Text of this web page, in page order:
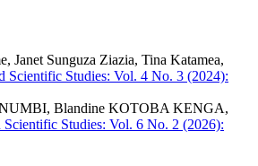
Janet Sunguza Ziazia, Tina Katamea,
Scientific Studies: Vol. 4 No. 3 (2024):
Blandine KOTOBA KENGA,
Studies: Vol. 6 No. 2 (2026):